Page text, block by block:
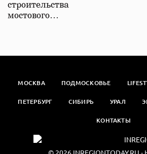
строительства
мостового…
МОСКВА ПОДМОСКОВЬЕ
ПЕТЕРБУРГ СИБИРЬ УРАЛ
КОНТАКТЫ